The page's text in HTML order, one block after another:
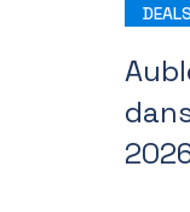
DEALS